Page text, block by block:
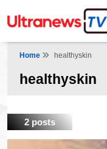
Home healthyskin
healthyskin
2 posts